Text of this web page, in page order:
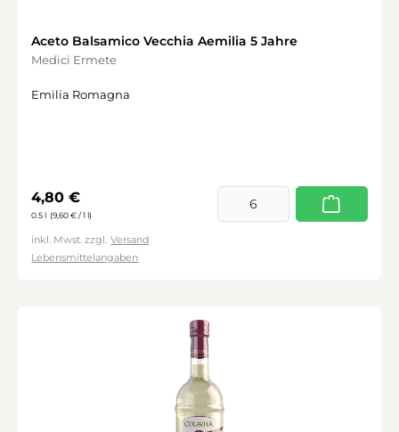
Aceto Balsamico Vecchia Aemilia 5 Jahre
Medici Ermete
Emilia Romagna
Regulärer Preis:
4,80 €
0.5 l (9,60 € / 1 l)
inkl. Mwst. zzgl. Versand
Lebensmittelangaben